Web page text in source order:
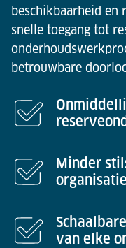
beschikbaarheid en
snelle toegang tot
betrouwbare
Minder
organisatie
van elke